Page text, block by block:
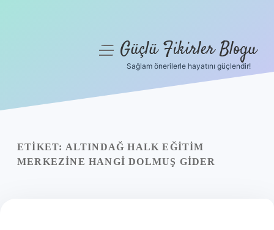
Yasal Uyarı
menüyüGüçlü Fikirler Blogu
Sağlam önerilerle hayatını güçlendir!
ETIKET: ALTINDAĞ HALK EĞITIM
MERKEZINE HANGI DOLMUŞ GIDER